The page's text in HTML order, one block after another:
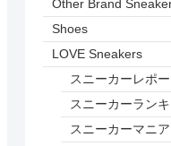
Other Brand
Shoes
LOVE Sneakers
スニーカーレポー
スニーカーラン
スニーカーマニ